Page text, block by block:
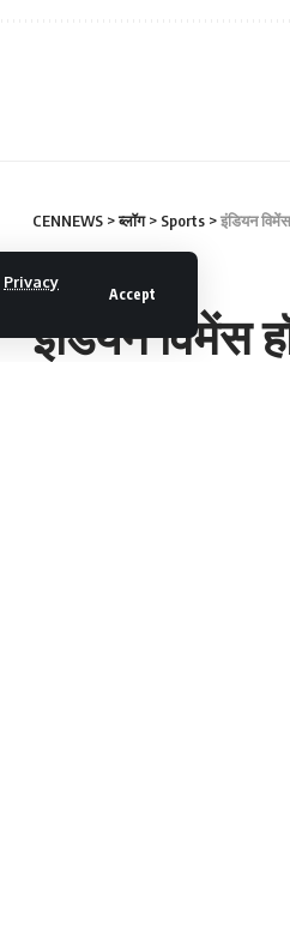
Privacy
Accept
CENNEWS >ब्लॉग> Sports >इंडियन
इंडियन विमेंस